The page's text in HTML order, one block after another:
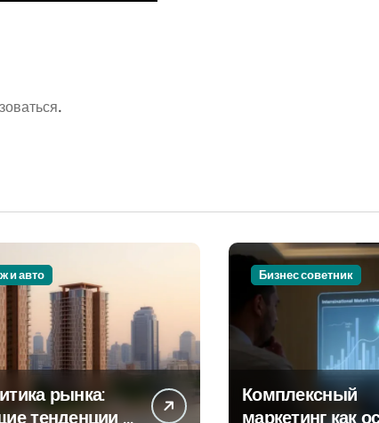
.
и авто
рынка:
тенденции в
Бизнес советник
Комплексный
маркетинг как